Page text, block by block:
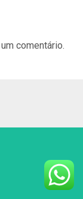
comentário.